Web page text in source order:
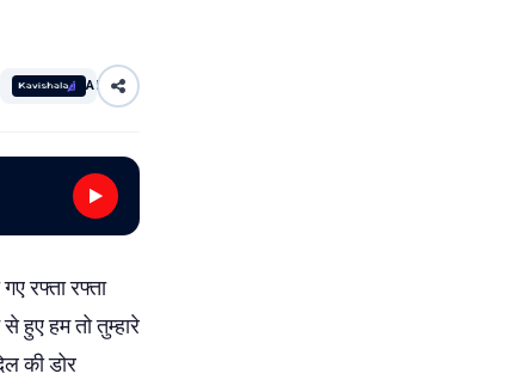
AI
रफ्ता रफ्ता
हुए हम तो तुम्हारे
की डोर